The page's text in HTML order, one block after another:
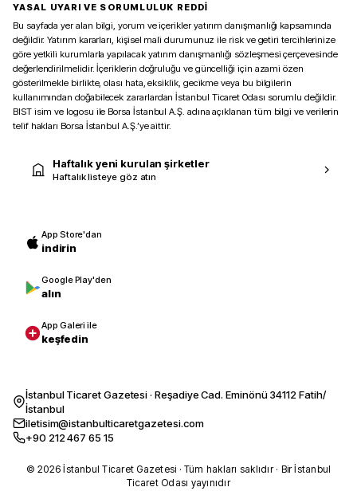
YASAL UYARI VE SORUMLULUK REDDİ
Bu sayfada yer alan bilgi, yorum ve içerikler yatırım danışmanlığı kapsamında
değildir. Yatırım kararları, kişisel mali durumunuz ile risk ve getiri tercihlerinize
göre yetkili kurumlarla yapılacak yatırım danışmanlığı sözleşmesi çerçevesinde
değerlendirilmelidir. İçeriklerin doğruluğu ve güncelliği için azami özen
gösterilmekle birlikte, olası hata, eksiklik, gecikme veya bu bilgilerin
kullanımından doğabilecek zararlardan İstanbul Ticaret Odası sorumlu değildir.
BIST isim ve logosu ile Borsa İstanbul A.Ş. adına açıklanan tüm bilgi ve verilerin
telif hakları Borsa İstanbul A.Ş.’ye aittir.
Haftalık yeni kurulan şirketler
Haftalık listeye göz atın
App Store'dan
indirin
Google Play'den
alın
App Galeri ile
keşfedin
İstanbul Ticaret Gazetesi · Reşadiye Cad. Eminönü 34112 Fatih/
İstanbul
iletisim@istanbulticaretgazetesi.com
+90 212 467 65 15
© 2026 İstanbul Ticaret Gazetesi · Tüm hakları saklıdır · Bir İstanbul
Ticaret Odası yayınıdır